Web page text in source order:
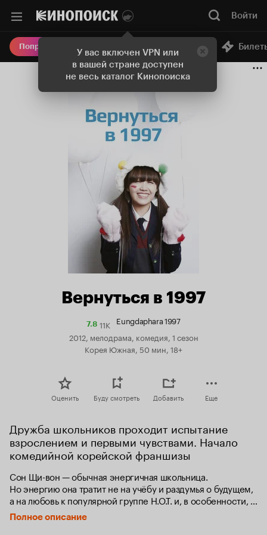
У вас включен VPN или
в вашей стране доступен
не весь каталог Кинопоиска
Войти
Попробовать Плюс Онлайн-кинотеатр
Вернуться в 1997
7.8Рейтинг
11K Eungdaphara 1997
2012, мелодрама, комедия, 1 сезон
Корея Южная, 50 мин, 18+
Оценить Буду смотреть Добавить Еще
Дружба школьников проходит испытание
взрослением и первыми чувствами. Начало
комедийной корейской франшизы
Сон Щи-вон — обычная энергичная школьница.
Но энергию она тратит не на учёбу и раздумья о будущем,
а на любовь к популярной группе H.O.T. и, в особенности,
к одному из её участников — Тони Ану. Она готова сутками
караулить у дома любимой звезды и уверена, что однажды
Полное описание